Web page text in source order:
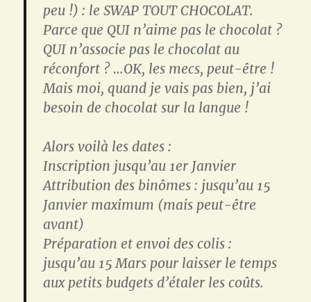
peu !) : le SWAP TOUT CHOCOLAT.
Parce que QUI n’aime pas le chocolat ?
QUI n’associe pas le chocolat au
réconfort ? …OK, les mecs, peut-être !
Mais moi, quand je vais pas bien, j’ai
besoin de chocolat sur la langue !
Alors voilà les dates :
Inscription jusqu’au 1er Janvier
Attribution des binômes : jusqu’au 15
Janvier maximum (mais peut-être
avant)
Préparation et envoi des colis :
jusqu’au 15 Mars pour laisser le temps
aux petits budgets d’étaler les coûts.